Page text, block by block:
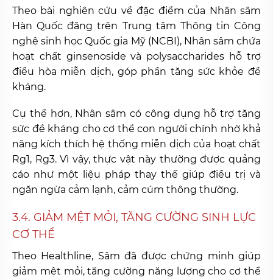
Theo bài nghiên cứu về đặc điểm của Nhân sâm
Hàn Quốc đăng trên Trung tâm Thông tin Công
nghệ sinh học Quốc gia Mỹ (NCBI), Nhân sâm chứa
hoạt chất ginsenoside và polysaccharides hỗ trợ
điều hòa miễn dịch, góp phần tăng sức khỏe đề
kháng.
Cụ thể hơn, Nhân sâm có công dụng hỗ trợ tăng
sức đề kháng cho cơ thể con người chính nhờ khả
năng kích thích hệ thống miễn dịch của hoạt chất
Rg1, Rg3. Vì vậy, thực vật này thường được quảng
cáo như một liệu pháp thay thế giúp điều trị và
ngăn ngừa cảm lạnh, cảm cúm thông thường.
3.4. GIẢM MỆT MỎI, TĂNG CƯỜNG SINH LỰC
CƠ THỂ
Theo Healthline, Sâm đã được chứng minh giúp
giảm mệt mỏi, tăng cường năng lượng cho cơ thể